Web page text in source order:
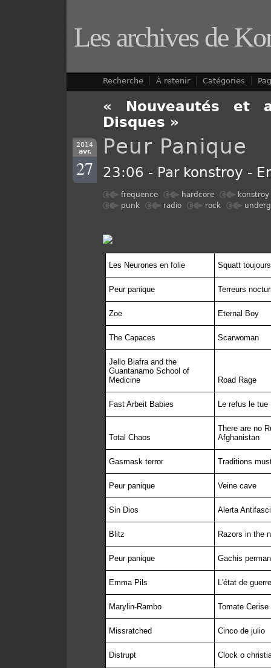
Les archives de
Recherche À retenir Catégories
« Nouveautés et
Disques »
2014
avr.
27
Peur Panique
23:06 - Par konstroy -
frequence hardcore
konstroy
punk
radio rock
Les Neurones en folie Squatt toujours
Peur panique Terreurs
Zoe Eternal Boy
The Capaces Scarwoman
Jello Biafra and the
Guantanamo School of
Medicine
Road Rage
Fast Arbeit Babies Le refus le tue
Total Chaos
There are no
Afghanistan
Gasmask terror Traditions
Peur panique Veine cave
Sin Dios Alerta
Blitz Razors in the
Peur panique Gachis
Emma Pils L'état de guerre
Marylin-Rambo Tomate Cerise
Missratched Cinco de julio
Distrupt Clock o